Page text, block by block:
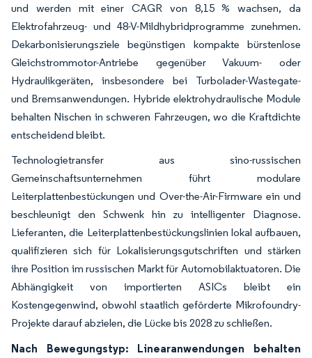
und werden mit einer CAGR von 8,15 % wachsen, da
Elektrofahrzeug- und 48-V-Mildhybridprogramme zunehmen.
Dekarbonisierungsziele begünstigen kompakte bürstenlose
Gleichstrommotor-Antriebe gegenüber Vakuum- oder
Hydraulikgeräten, insbesondere bei Turbolader-Wastegate-
und Bremsanwendungen. Hybride elektrohydraulische Module
behalten Nischen in schweren Fahrzeugen, wo die Kraftdichte
entscheidend bleibt.
Technologietransfer aus sino-russischen
Gemeinschaftsunternehmen führt modulare
Leiterplattenbestückungen und Over-the-Air-Firmware ein und
beschleunigt den Schwenk hin zu intelligenter Diagnose.
Lieferanten, die Leiterplattenbestückungslinien lokal aufbauen,
qualifizieren sich für Lokalisierungsgutschriften und stärken
ihre Position im russischen Markt für Automobilaktuatoren. Die
Abhängigkeit von importierten ASICs bleibt ein
Kostengegenwind, obwohl staatlich geförderte Mikrofoundry-
Projekte darauf abzielen, die Lücke bis 2028 zu schließen.
Nach Bewegungstyp: Linearanwendungen behalten